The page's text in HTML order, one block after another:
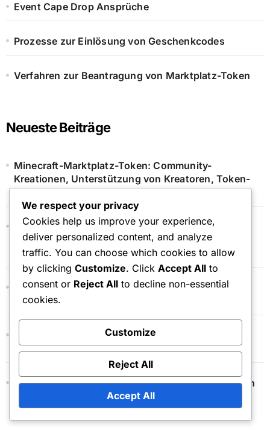
Event Cape Drop Ansprüche
Prozesse zur Einlösung von Geschenkcodes
Verfahren zur Beantragung von Marktplatz-Token
Neueste Beiträge
Minecraft-Marktplatz-Token: Community-
Kreationen, Unterstützung von Kreatoren, Token-
Nutzung
Minecraft Token-Einlösung: Verwendung von
Tokens für Abonnements, Mitgliedschaften,
zusätzliche Inhalte
Minecraft Token-Einlösung: Einlösen für In-Game-
Währung, Kaufanleitungen, Token-Wert
Minecraft Cape Drop: Werbecodes,
Sonderangebote, Ereignisspezifische Ansprüche
Minecraft Geschenkkarte: Einlösung in der mobilen
App, Regionale Einschränkungen, Häufige Fehler
We respect your privacy
Cookies help us improve your experience,
deliver personalized content, and analyze
traffic. You can choose which cookies to allow
by clicking Customize. Click Accept All to
consent or Reject All to decline non-essential
cookies.
Customize
Reject All
Accept All